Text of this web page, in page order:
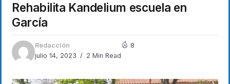
Rehabilita Kandelium escuela en
García
Redacción
julio 14, 2023
2 Min Read
8